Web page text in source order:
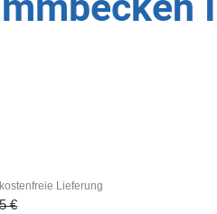
Lieferung
€